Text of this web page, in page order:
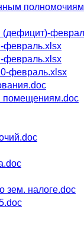
февраль.xlsx
февраль.xlsx
февраль.xlsx
помещениям.doc
зем. налоге.doc